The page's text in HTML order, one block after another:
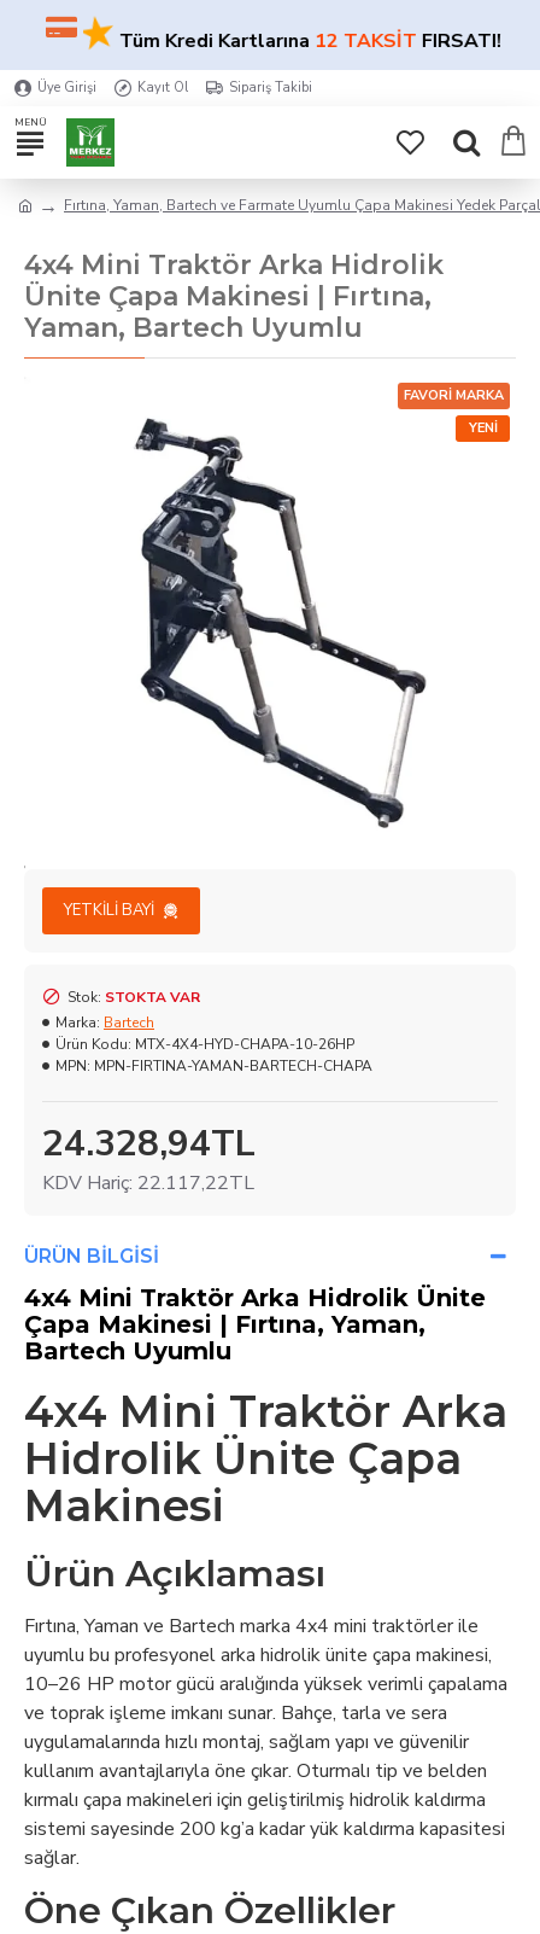
★Tüm Kredi Kartlarına12 TAKSİTFIRSATI!★
Üye Girişi Kayıt Ol Sipariş Takibi
Fırtına, Yaman, Bartech ve Farmate Uyumlu Çapa Makinesi Yedek
4x4 Mini Traktör Arka Hidrolik
Ünite Çapa Makinesi | Fırtına,
Yaman, Bartech Uyumlu
YENI
FAVORI MARKA
YETKILI BAYI
24.328,94TL
KDV Hariç: 22.117,22TL
Stok: STOKTA VAR
Marka: Bartech
Ürün Kodu: MTX-4X4-HYD-CHAPA-10-26HP
MPN: MPN-FIRTINA-YAMAN-BARTECH-CHAPA
ÜRÜN BILGISI
4x4 Mini Traktör Arka Hidrolik Ünite
Çapa Makinesi | Fırtına, Yaman,
Bartech Uyumlu
4x4 Mini Traktör Arka
Hidrolik Ünite Çapa
Makinesi
Ürün Açıklaması
Fırtına, Yaman ve Bartech marka 4x4 mini traktörler ile
uyumlu bu profesyonel arka hidrolik ünite çapa makinesi,
10–26 HP motor gücü aralığında yüksek verimli çapalama
ve toprak işleme imkanı sunar. Bahçe, tarla ve sera
uygulamalarında hızlı montaj, sağlam yapı ve güvenilir
kullanım avantajlarıyla öne çıkar. Oturmalı tip ve belden
kırmalı çapa makineleri için geliştirilmiş hidrolik kaldırma
sistemi sayesinde 200 kg’a kadar yük kaldırma kapasitesi
sağlar.
Öne Çıkan Özellikler